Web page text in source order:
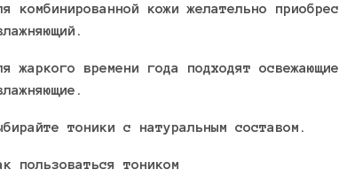
комбинированной кожи желательно
жаркого времени года подходят
тоники с натуральным составом.
пользоваться тоником